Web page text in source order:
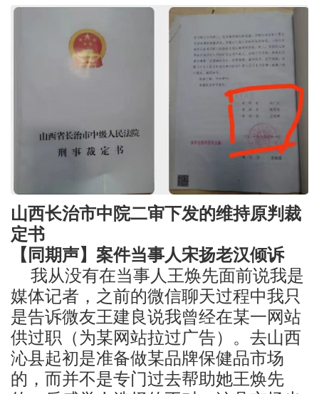
山西长治市中院二审下发的维持原判裁
定书
【同期声】案件当事人宋扬老汉倾诉
我从没有在当事人王焕先面前说我是
媒体记者，之前的微信聊天过程中我只
是告诉微友王建良说我曾经在某一网站
供过职（为某网站拉过广告）。去山西
沁县起初是准备做某品牌保健品市场
的，而并不是专门过去帮助她王焕先